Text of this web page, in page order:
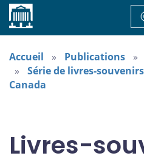
Accueil
Accueil Publications
Série de livres-
Canada
Livres-